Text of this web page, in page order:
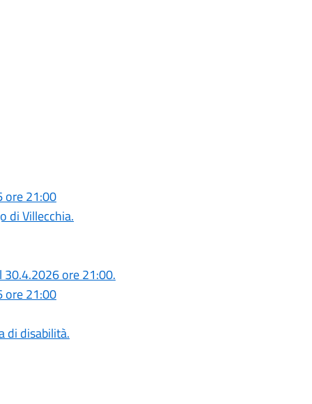
ore 21:00
di Villecchia.
ore 21:00.
ore 21:00
di disabilità.